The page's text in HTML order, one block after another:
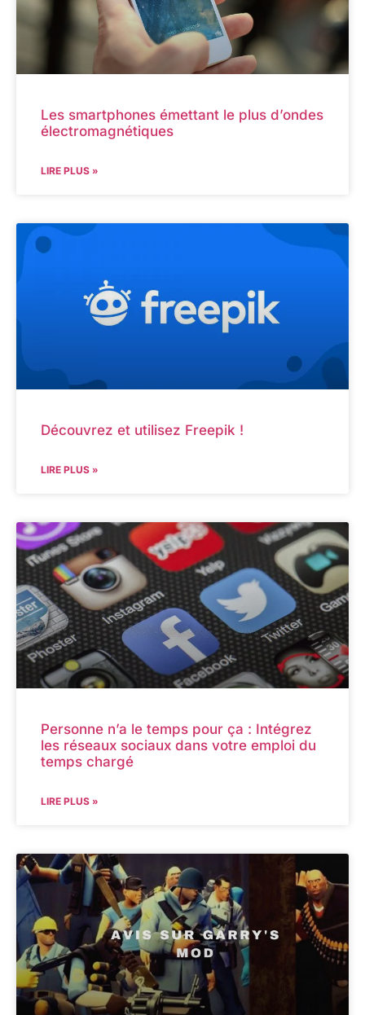
Les smartphones émettant le plus d’ondes
électromagnétiques
LIRE PLUS »
Découvrez et utilisez Freepik !
LIRE PLUS »
Personne n’a le temps pour ça : Intégrez
les réseaux sociaux dans votre emploi du
temps chargé
LIRE PLUS »